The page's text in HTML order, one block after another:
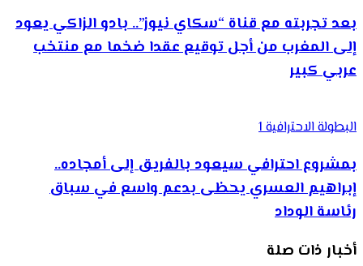
بعد تجربته مع قناة “سكاي نيوز”.. بادو الزاكي يعود
إلى المغرب من أجل توقيع عقدا ضخما مع منتخب
عربي كبير
البطولة الاحترافية 1
بمشروع احترافي سيعود بالفريق إلى أمجاده..
إبراهيم العسري يحظى بدعم واسع في سباق
رئاسة الوداد
أخبار ذات صلة